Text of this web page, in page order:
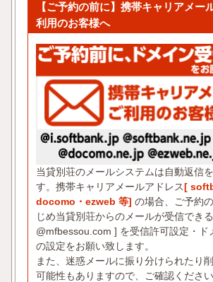
【ご予約の前に】携帯キャリアメー
利用のお客様へ
当貸別荘のメールシステムは自動返信
す。携帯キャリアメールアドレス[
docomo・ezweb 等]の場合、ご予約
じめ当貸別荘からのメールが受信でき
@mfbessou.com ] を受信許可設定・ド
の設定をお願い致します。
また、迷惑メールに振り分けられたり
可能性もありますので、ご確認ください